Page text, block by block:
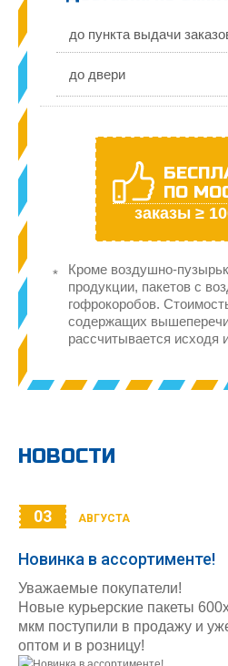
до пункта выдачи
до двери
ПО
заказы ≥
Кроме воздушно-
продукции, пакетов с
гофрокоробов.
содержащих
рассчитывается исходя
НОВОСТИ
03 АВГУСТА
Новинка в ассортименте!
Уважаемые покупатели!
Новые курьерские пакеты
мкм поступили в продажу и
оптом и в розницу!